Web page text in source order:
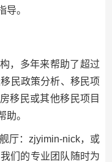
导。
，多年来帮助了超过
民政策分析、移民项
移民或其他移民项目
助。
厅：zjyimin-nick，或
们的专业团队随时为